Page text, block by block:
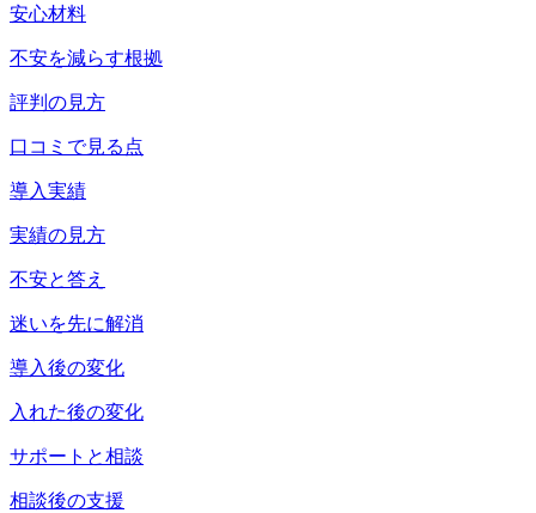
安心材料
不安を減らす根拠
評判の見方
口コミで見る点
導入実績
実績の見方
不安と答え
迷いを先に解消
導入後の変化
入れた後の変化
サポートと相談
相談後の支援